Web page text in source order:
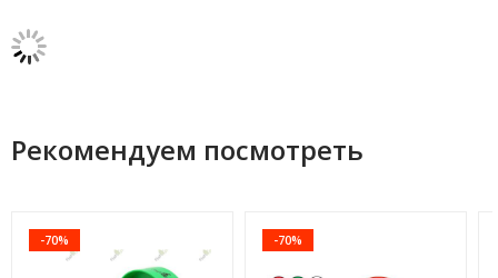
Рекомендуем посмотреть
-70% -70%